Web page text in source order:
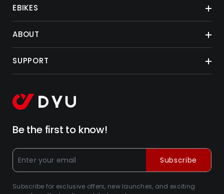
EBIKES
ABOUT
SUPPORT
Be the first to know!
Subscribe for exclusive offers, new launches, and exciting
Subscribe